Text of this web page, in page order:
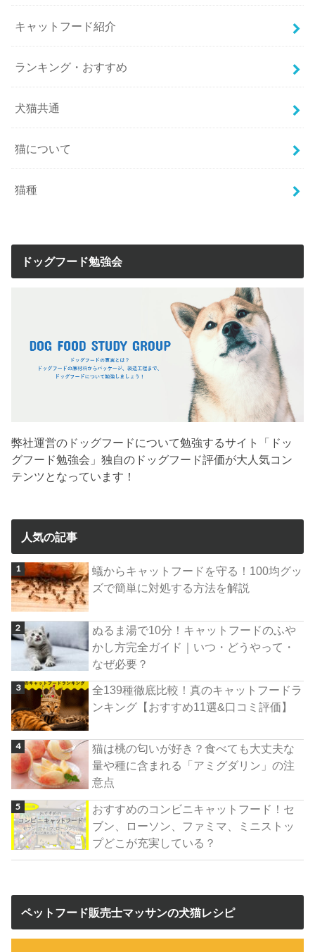
キャットフード紹介
ランキング・おすすめ
犬猫共通
猫について
猫種
ドッグフード勉強会
弊社運営のドッグフードについて勉強するサイト「ドッ
グフード勉強会」独自のドッグフード評価が大人気コン
テンツとなっています！
人気の記事
蟻からキャットフードを守る！100均グッ
ズで簡単に対処する方法を解説
ぬるま湯で10分！キャットフードのふや
かし方完全ガイド｜いつ・どうやって・
なぜ必要？
全139種徹底比較！真のキャットフードラ
ンキング【おすすめ11選&口コミ評価】
猫は桃の匂いが好き？食べても大丈夫な
量や種に含まれる「アミグダリン」の注
意点
おすすめのコンビニキャットフード！セ
ブン、ローソン、ファミマ、ミニストッ
プどこが充実している？
ペットフード販売士マッサンの犬猫レシピ